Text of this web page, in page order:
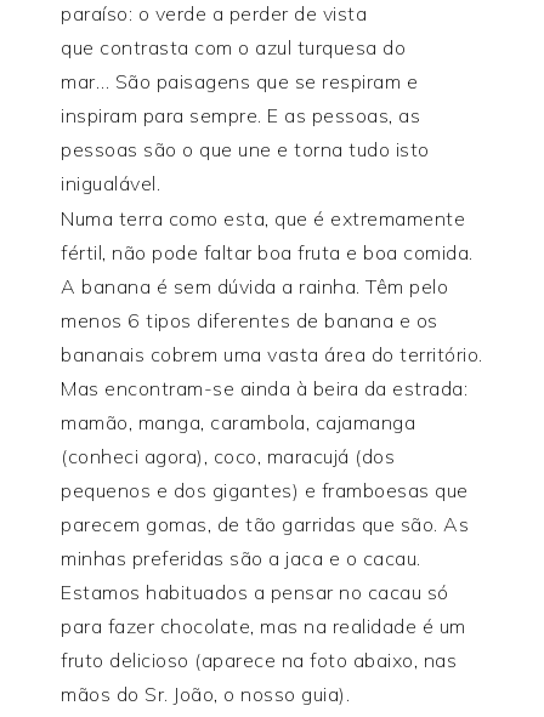
paraíso: o verde a perder de vista
que contrasta com o azul turquesa do
mar… São paisagens que se respiram e
inspiram para sempre. E as pessoas, as
pessoas são o que une e torna tudo isto
inigualável.
Numa terra como esta, que é extremamente
fértil, não pode faltar boa fruta e boa comida.
A banana é sem dúvida a rainha. Têm pelo
menos 6 tipos diferentes de banana e os
bananais cobrem uma vasta área do território.
Mas encontram-se ainda à beira da estrada:
mamão, manga, carambola, cajamanga
(conheci agora), coco, maracujá (dos
pequenos e dos gigantes) e framboesas que
parecem gomas, de tão garridas que são. As
minhas preferidas são a jaca e o cacau.
Estamos habituados a pensar no cacau só
para fazer chocolate, mas na realidade é um
fruto delicioso (aparece na foto abaixo, nas
mãos do Sr. João, o nosso guia).